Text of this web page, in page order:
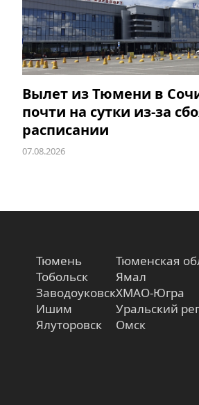
Вылет из Тюмени в
почти на сутки из-за
расписании
07.08.2026
Тюмень
Тобольск
Заводоуковск
Ишим
Ялуторовск
Тюменская
Ямал
ХМАО-Югра
Уральский
Омск